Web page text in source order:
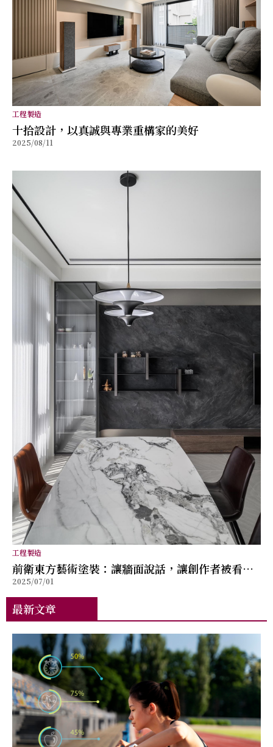
工程製造
十拾設計，以真誠與專業重構家的美好
2025/08/11
工程製造
前衛東方藝術塗裝：讓牆面說話，讓創作者被看見
的塗裝革新
2025/07/01
最新文章